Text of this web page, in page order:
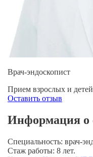
Врач-эндоскопист
Прием взрослых и детей
Оставить отзыв
Информация о
Специальность: врач-
Стаж работы: 8 лет.